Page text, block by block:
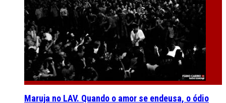
Maruja no LAV. Quando o amor se endeusa, o ódio